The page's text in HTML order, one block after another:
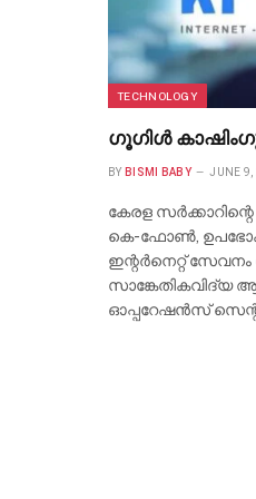
TECHNOLOGY
ഗൂഗിൾ
BY BISMI BABY JUNE 9,
കേരള
കെ-ഫോൺ,
ഇന്റർനെറ്റ്
സാങ്കേതികവിദ്യ
ഓപ്പറേഷൻസ്